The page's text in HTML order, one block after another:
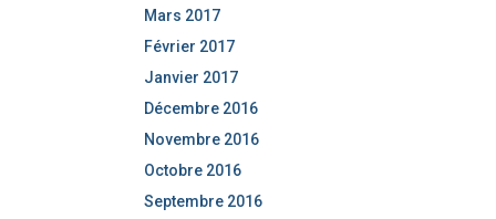
Mars 2017
Février 2017
Janvier 2017
Décembre 2016
Novembre 2016
Octobre 2016
Septembre 2016